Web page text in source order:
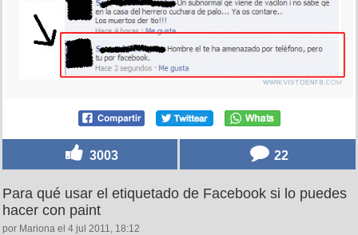
3003 22
Para qué usar el etiquetado de Facebook si lo puedes
hacer con paint
por Mariona el 4 jul 2011, 18:12